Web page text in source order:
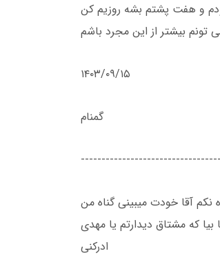
و هفت پشتم بشه روزیم کن
تونم بیشتر از این مجرد باشم
۱۴۰۳/۰۹/۱۵
گمنام
نکم‌ آقا خودت میبینی گناه من
که مشتاق دیدارتم یا مهدی
ادرکنی